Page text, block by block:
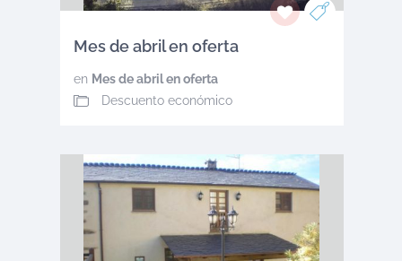
Mes de abril en oferta
en Mes de abril en oferta
Descuento económico